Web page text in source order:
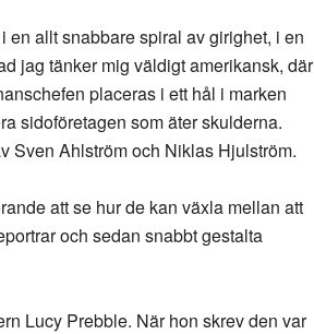
en allt snabbare spiral av girighet, i en
jag tänker mig väldigt amerikansk, där
placeras i ett hål i marken
sidoföretagen som äter skulderna.
Sven Ahlström och Niklas Hjulström.
att se hur de kan växla mellan att
och sedan snabbt gestalta
Lucy Prebble. När hon skrev den var